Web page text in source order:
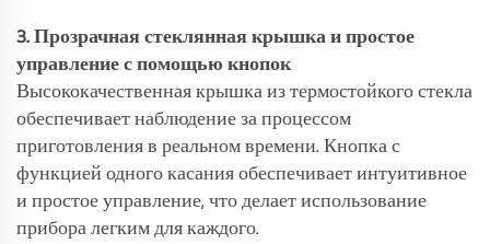
3. Прозрачная стеклянная крышка и простое
управление с помощью кнопок
Высококачественная крышка из термостойкого стекла
обеспечивает наблюдение за процессом
приготовления в реальном времени. Кнопка с
функцией одного касания обеспечивает интуитивное
и простое управление, что делает использование
прибора легким для каждого.